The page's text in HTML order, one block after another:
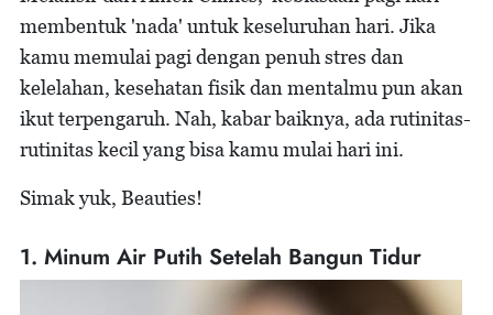
membentuk 'nada' untuk keseluruhan hari. Jika
kamu memulai pagi dengan penuh stres dan
kelelahan, kesehatan fisik dan mentalmu pun akan
ikut terpengaruh. Nah, kabar baiknya, ada rutinitas-
rutinitas kecil yang bisa kamu mulai hari ini.
Simak yuk, Beauties!
1. Minum Air Putih Setelah Bangun Tidur